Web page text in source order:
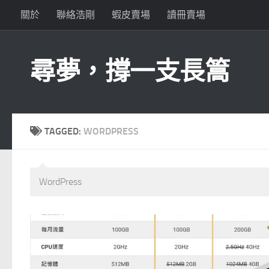
Skip to content
關於 聯絡浩剛 蝦皮賣場 讀冊賣場
尋夢，撐一支長篙
TAGGED: WORDPRESS
WordPress